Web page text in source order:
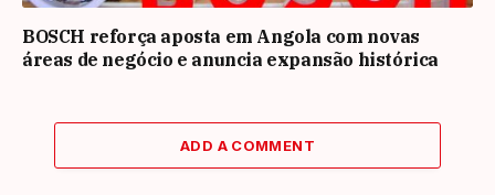
BOSCH reforça aposta em Angola com novas
áreas de negócio e anuncia expansão histórica
ADD A COMMENT